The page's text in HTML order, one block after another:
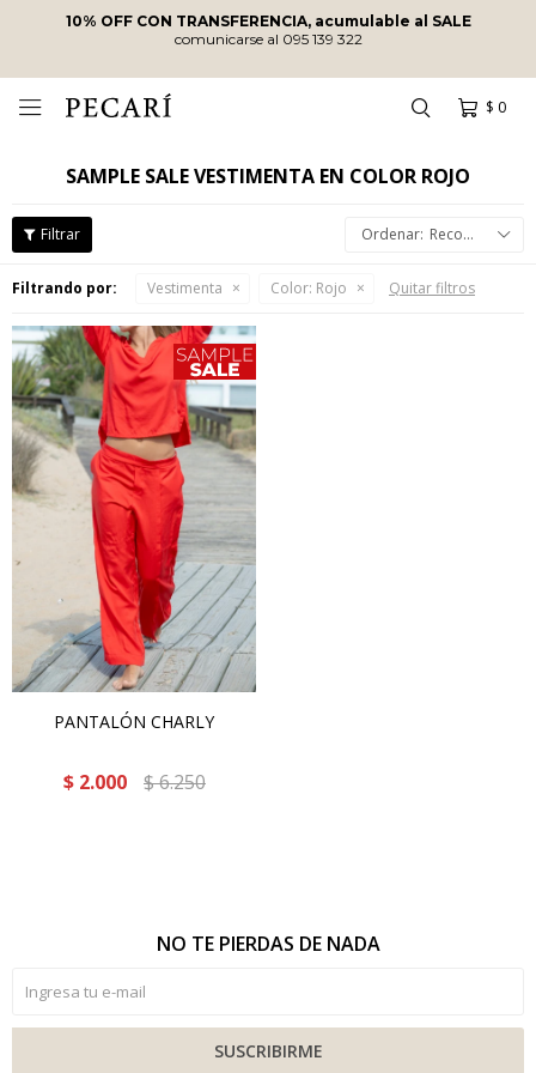
10% OFF CON TRANSFERENCIA, acumulable al SALE
comunicarse al 095 139 322
$ 0

SAMPLE SALE VESTIMENTA EN COLOR ROJO
Recomendados
Filtrando por: Vestimenta Color: Rojo Quitar filtros
PANTALÓN CHARLY
$ 2.000 $6.250
NO TE PIERDAS DE NADA
SUSCRIBIRME